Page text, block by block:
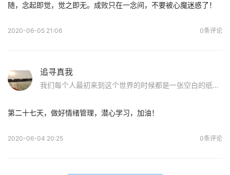
随，念起即觉，觉之即无。成败只在一念间，不要被心魔迷惑了！
2020-06-05 21:06 0条评论
追寻真我
我们每个人最初来到这个世界的时候都是一张空白的纸，原来儿时玩泥巴的日子才是最美好的！无拘无束，洁白纯净。前辈们的话使我重获信心：如果你染上sy，请不要怕，好好面对他，戒除了，走出这片沼泽地，我们在纯净的蓝天下等你！
第二十七天，做好情绪管理，潜心学习，加油！
2020-06-04 20:25 0条评论